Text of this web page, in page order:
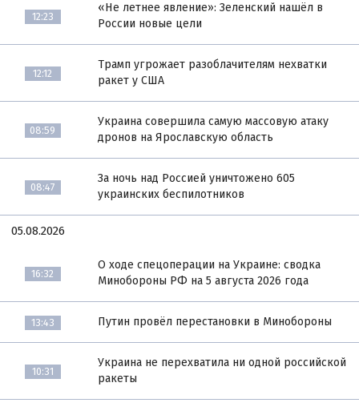
12:23
«Не летнее явление»: Зеленский нашёл в
России новые цели
12:12
Трамп угрожает разоблачителям нехватки
ракет у США
08:59
Украина совершила самую массовую атаку
дронов на Ярославскую область
08:47
За ночь над Россией уничтожено 605
украинских беспилотников
05.08.2026
16:32
О ходе спецоперации на Украине: сводка
Минобороны РФ на 5 августа 2026 года
13:43 Путин провёл перестановки в Минобороны
10:31
Украина не перехватила ни одной российской
ракеты